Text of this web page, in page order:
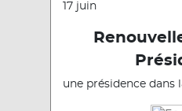
17 juin
une présidence dans